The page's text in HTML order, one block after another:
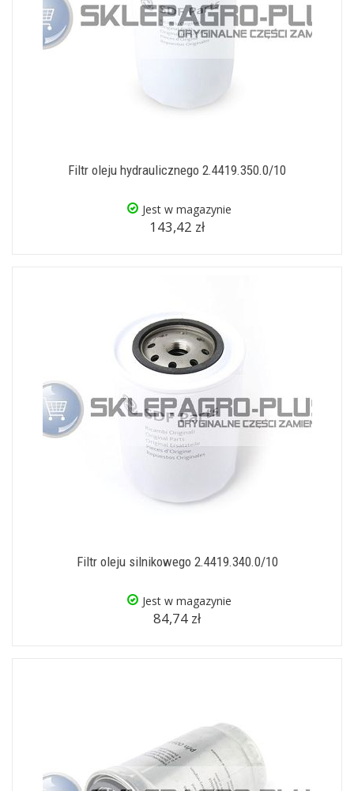
Filtr oleju hydraulicznego 2.4419.350.0/10
Jest w magazynie
143,42 zł
Filtr oleju silnikowego 2.4419.340.0/10
Jest w magazynie
84,74 zł